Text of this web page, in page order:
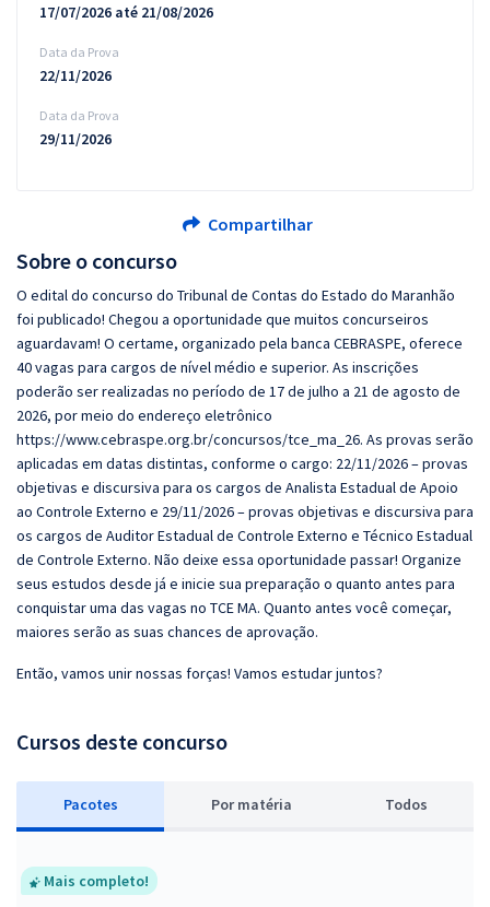
Sobre o concurso
O edital do concurso do Tribunal de Contas do Estado do Maranhão
foi publicado! Chegou a oportunidade que muitos concurseiros
aguardavam! O certame, organizado pela banca CEBRASPE, oferece
40 vagas para cargos de nível médio e superior. As inscrições
poderão ser realizadas no período de 17 de julho a 21 de agosto de
2026, por meio do endereço eletrônico
https://www.cebraspe.org.br/concursos/tce_ma_26. As provas serão
aplicadas em datas distintas, conforme o cargo: 22/11/2026 – provas
objetivas e discursiva para os cargos de Analista Estadual de Apoio
ao Controle Externo e 29/11/2026 – provas objetivas e discursiva para
os cargos de Auditor Estadual de Controle Externo e Técnico Estadual
de Controle Externo. Não deixe essa oportunidade passar! Organize
seus estudos desde já e inicie sua preparação o quanto antes para
conquistar uma das vagas no TCE MA. Quanto antes você começar,
maiores serão as suas chances de aprovação.
Então, vamos unir nossas forças! Vamos estudar juntos?
Cursos deste concurso
Pacotes Por matéria Todos
Mais completo!
17/07/2026 até 21/08/2026
Data da Prova
22/11/2026
Data da Prova
29/11/2026
Compartilhar